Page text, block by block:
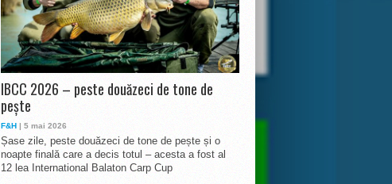
IBCC 2026 – peste douăzeci de tone de
pește
F&H | 5 mai 2026
Șase zile, peste douăzeci de tone de pește și o
noapte finală care a decis totul – acesta a fost al
12 lea International Balaton Carp Cup